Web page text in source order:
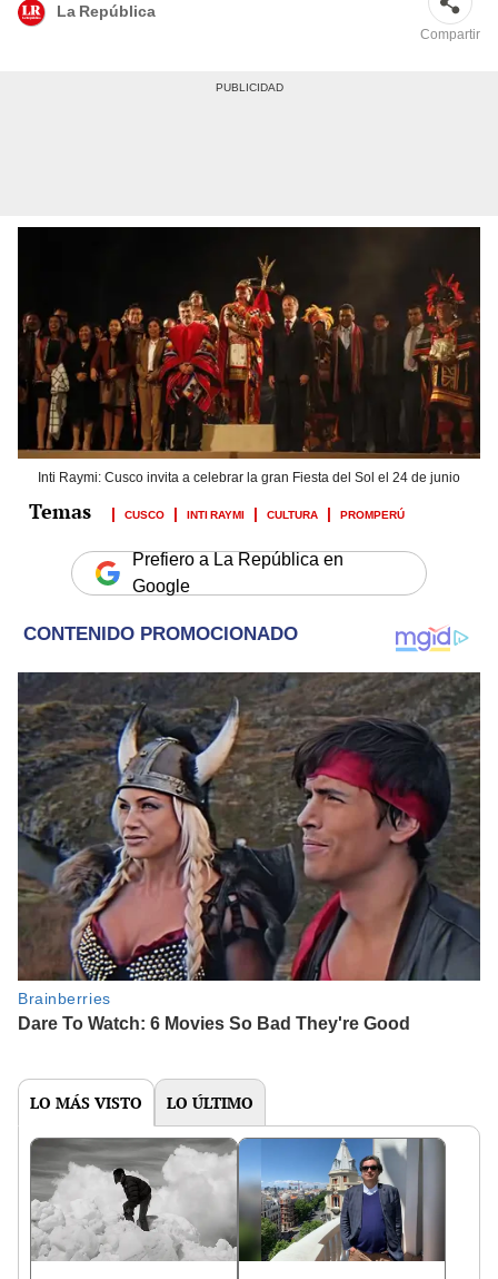
La República
Compartir
Inti Raymi: Cusco invita a celebrar la gran Fiesta del Sol el 24 de junio
CUSCO INTI RAYMI CULTURA PROMPERÚ
Prefiero a La República en
Google
LO MÁS VISTO LO ÚLTIMO